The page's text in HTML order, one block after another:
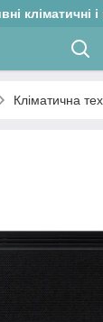
кліматичні і
Кліматична